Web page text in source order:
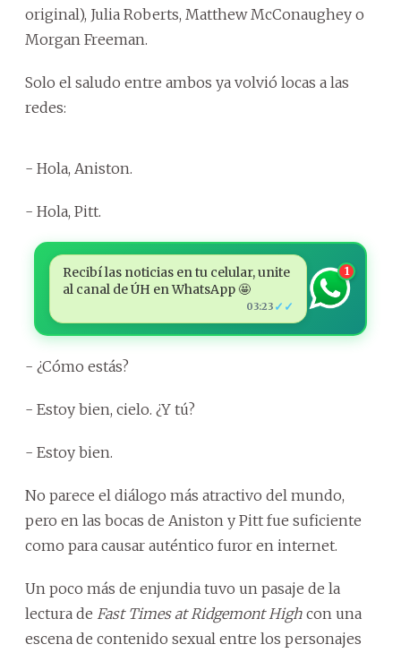
original), Julia Roberts, Matthew McConaughey o
Morgan Freeman.
Solo el saludo entre ambos ya volvió locas a las
redes:
- Hola, Aniston.
- Hola, Pitt.
Recibí las noticias en tu celular, unite
al canal de ÚH en WhatsApp 🤩
03:23 ✓✓
1
- ¿Cómo estás?
- Estoy bien, cielo. ¿Y tú?
- Estoy bien.
No parece el diálogo más atractivo del mundo,
pero en las bocas de Aniston y Pitt fue suficiente
como para causar auténtico furor en internet.
Un poco más de enjundia tuvo un pasaje de la
lectura de Fast Times at Ridgemont High con una
escena de contenido sexual entre los personajes